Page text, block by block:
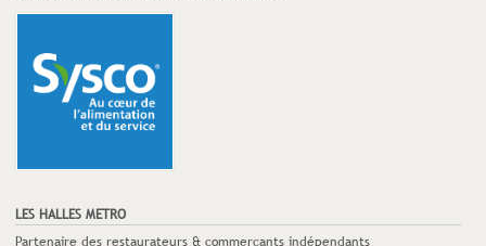
LES HALLES METRO
Partenaire des restaurateurs & commerçants indépendants